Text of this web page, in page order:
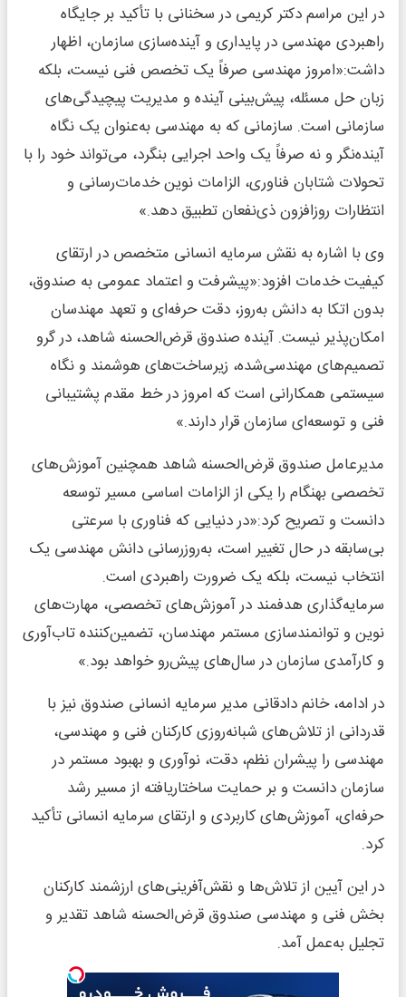
در این مراسم دکتر کریمی در سخنانی با تأکید بر جایگاه
راهبردی مهندسی در پایداری و آینده‌سازی سازمان، اظهار
داشت:«امروز مهندسی صرفاً یک تخصص فنی نیست، بلکه
زبان حل مسئله، پیش‌بینی آینده و مدیریت پیچیدگی‌های
سازمانی است. سازمانی که به مهندسی به‌عنوان یک نگاه
آینده‌نگر و نه صرفاً یک واحد اجرایی بنگرد، می‌تواند خود را با
تحولات شتابان فناوری، الزامات نوین خدمات‌رسانی و
انتظارات روزافزون ذی‌نفعان تطبیق دهد.»
وی با اشاره به نقش سرمایه انسانی متخصص در ارتقای
کیفیت خدمات افزود:«پیشرفت و اعتماد عمومی به صندوق،
بدون اتکا به دانش به‌روز، دقت حرفه‌ای و تعهد مهندسان
امکان‌پذیر نیست. آینده صندوق قرض‌الحسنه شاهد، در گرو
تصمیم‌های مهندسی‌شده، زیرساخت‌های هوشمند و نگاه
سیستمی همکارانی است که امروز در خط مقدم پشتیبانی
فنی و توسعه‌ای سازمان قرار دارند.»
مدیرعامل صندوق قرض‌الحسنه شاهد همچنین آموزش‌های
تخصصی بهنگام را یکی از الزامات اساسی مسیر توسعه
دانست و تصریح کرد:«در دنیایی که فناوری با سرعتی
بی‌سابقه در حال تغییر است، به‌روزرسانی دانش مهندسی یک
انتخاب نیست، بلکه یک ضرورت راهبردی است.
سرمایه‌گذاری هدفمند در آموزش‌های تخصصی، مهارت‌های
نوین و توانمندسازی مستمر مهندسان، تضمین‌کننده تاب‌آوری
و کارآمدی سازمان در سال‌های پیش‌رو خواهد بود.»
در ادامه، خانم دادقانی مدیر سرمایه انسانی صندوق نیز با
قدردانی از تلاش‌های شبانه‌روزی کارکنان فنی و مهندسی،
مهندسی را پیشران نظم، دقت، نوآوری و بهبود مستمر در
سازمان دانست و بر حمایت ساختاریافته از مسیر رشد
حرفه‌ای، آموزش‌های کاربردی و ارتقای سرمایه انسانی تأکید
کرد.
در این آیین از تلاش‌ها و نقش‌آفرینی‌های ارزشمند کارکنان
بخش فنی و مهندسی صندوق قرض‌الحسنه شاهد تقدیر و
تجلیل به‌عمل آمد.